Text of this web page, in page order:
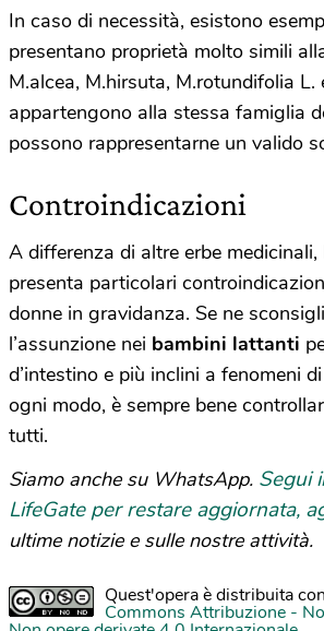
In caso di necessità, esistono
presentano proprietà molto simili
M.alcea, M.hirsuta, M.rotundifolia L.
appartengono alla stessa famiglia
possono rappresentarne un valido
Controindicazioni
A differenza di altre erbe
presenta particolari
donne in gravidanza. Se ne
l’assunzione nei bambini lattanti
d’intestino e più inclini a fenomeni
ogni modo, è sempre bene
tutti.
Siamo anche su WhatsApp. Segui
LifeGate per restare aggiornata,
ultime notizie e sulle nostre attività.
Quest'opera è distribuita
Commons Attribuzione -